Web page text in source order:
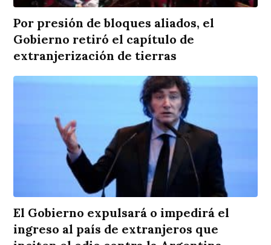
Por presión de bloques aliados, el
Gobierno retiró el capítulo de
extranjerización de tierras
El Gobierno expulsará o impedirá el
ingreso al país de extranjeros que